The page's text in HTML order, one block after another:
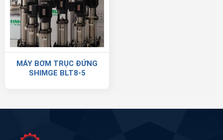
MÁY BƠM TRỤC ĐỨNG
SHIMGE BLT8-5